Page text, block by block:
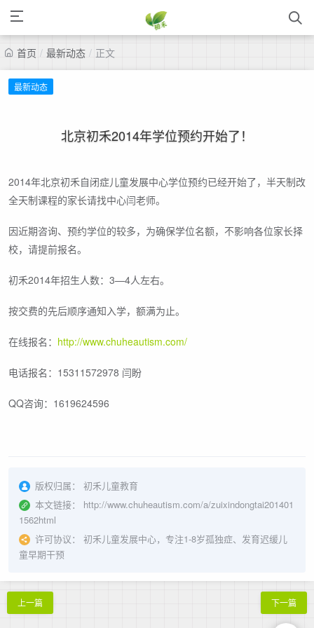
首页 / 最新动态 / 正文
最新动态
北京初禾2014年学位预约开始了！
2014年北京初禾自闭症儿童发展中心学位预约已经开始了，半天制改
全天制课程的家长请找中心闫老师。
因近期咨询、预约学位的较多，为确保学位名额，不影响各位家长择
校，请提前报名。
初禾2014年招生人数：3—4人左右。
按交费的先后顺序通知入学，额满为止。
在线报名： http://www.chuheautism.com/
电话报名：15311572978 闫盼
QQ咨询：1619624596
版权归属：
初禾儿童教育
本文链接：
http://www.chuheautism.com/a/zuixindongtai201401
1562html
许可协议：
初禾儿童发展中心，专注1-8岁孤独症、发育迟缓儿
童早期干预
上一篇 下一篇